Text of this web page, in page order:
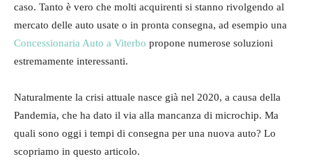
caso. Tanto è vero che molti acquirenti si stanno rivolgendo al
mercato delle auto usate o in pronta consegna, ad esempio una
Concessionaria Auto a Viterbo propone numerose soluzioni
estremamente interessanti.
Naturalmente la crisi attuale nasce già nel 2020, a causa della
Pandemia, che ha dato il via alla mancanza di microchip. Ma
quali sono oggi i tempi di consegna per una nuova auto? Lo
scopriamo in questo articolo.